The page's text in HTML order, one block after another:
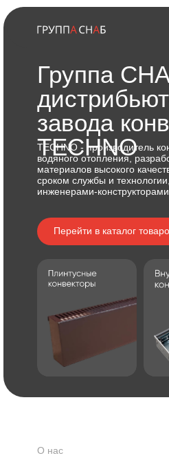
Группа
завода
TECHNO
TECHNO - производитель
водяного отопления,
материалов высокого
сроком службы и
инженерами-конструкторами
Перейти в каталог
Перейти в каталог
О нас